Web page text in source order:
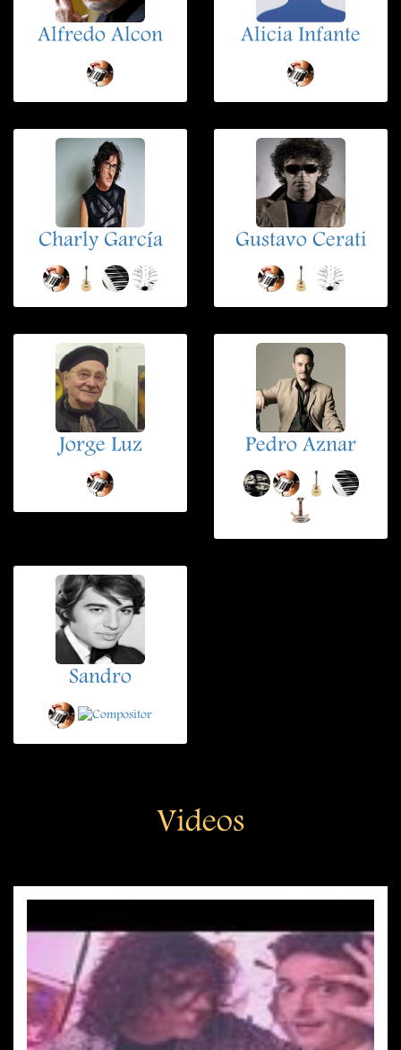
Alfredo Alcon Alicia Infante
Charly García Gustavo Cerati
Jorge Luz Pedro Aznar
Sandro
Videos